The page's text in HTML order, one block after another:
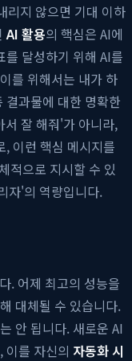
리지 않으면 기대 이하
AI 활용의 핵심은 AI에
달성하기 위해 AI를
를 위해서는 내가 하
결과물에 대한 명확한
서 잘 해줘'가 아니라,
이런 핵심 메시지를
적으로 지시할 수 있
자'의 역량입니다.
. 어제 최고의 성능을
대체될 수 있습니다.
안 됩니다. 새로운 AI
이를 자신의 자동화 시